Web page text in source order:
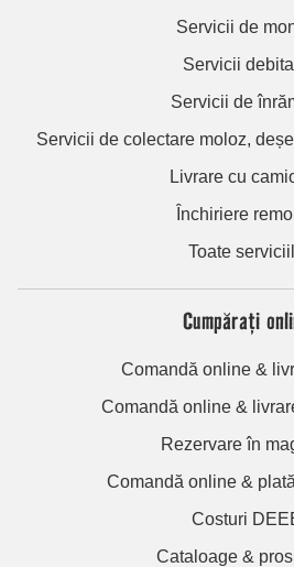
Servicii de
Servicii
Servicii de
Servicii de colectare moloz,
Livrare cu
Închiriere
Toate
Cumpărați
Comandă online &
Comandă online &
Rezervare în
Comandă online &
Costuri
Cataloage &